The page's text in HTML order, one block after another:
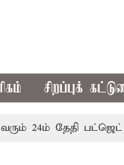
சிறப்புக்
தேதி பட்ஜெட் தாக்கல்